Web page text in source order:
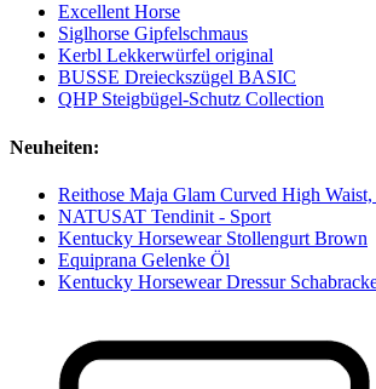
Excellent Horse
Siglhorse Gipfelschmaus
Kerbl Lekkerwürfel original
BUSSE Dreieckszügel BASIC
QHP Steigbügel-Schutz Collection
Neuheiten:
Reithose Maja Glam Curved High
NATUSAT Tendinit - Sport
Kentucky Horsewear Stollengurt Brown
Equiprana Gelenke Öl
Kentucky Horsewear Dressur